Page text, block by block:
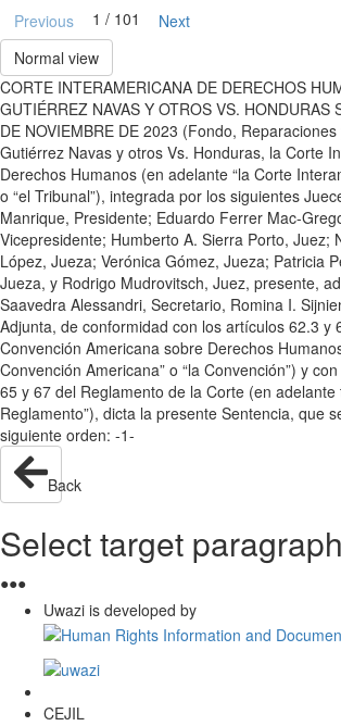
Previous 1 / 101
Next
Normal view
CORTE INTERAMERICANA DE DERECHOS
GUTIÉRREZ NAVAS Y OTROS VS. HONDURAS
DE NOVIEMBRE DE 2023 (Fondo,
Gutiérrez Navas y otros Vs. Honduras, la Corte
Derechos Humanos (en adelante “la Corte
o “el Tribunal”), integrada por los siguientes
Manrique, Presidente; Eduardo Ferrer Mac-
Vicepresidente; Humberto A. Sierra Porto, Juez;
López, Jueza; Verónica Gómez, Jueza; Patricia
Jueza, y Rodrigo Mudrovitsch, Juez, presente,
Saavedra Alessandri, Secretario, Romina I.
Adjunta, de conformidad con los artículos 62.3 y
Convención Americana sobre Derechos
Convención Americana” o “la Convención”) y
65 y 67 del Reglamento de la Corte (en adelante
Reglamento”), dicta la presente Sentencia, que
siguiente orden: -1-
Back
Select target paragraph
●●●
Uwazi is developed by
CEJIL